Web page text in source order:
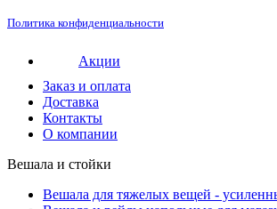
Политика конфиденциальности
Акции
Заказ и оплата
Доставка
Контакты
О компании
Вешала и стойки
Вешала для тяжелых вещей -